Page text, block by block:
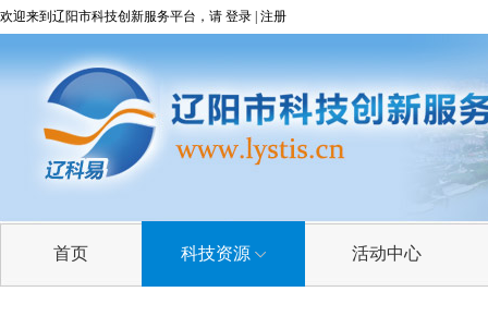
欢迎来到辽阳市科技创新服务平台，请 登录 注册
首页 科技资源 活动中心